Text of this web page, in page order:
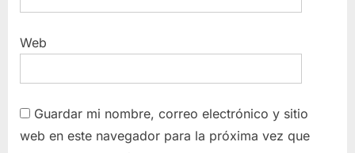
Web
Guardar mi nombre, correo electrónico y sitio
web en este navegador para la próxima vez que